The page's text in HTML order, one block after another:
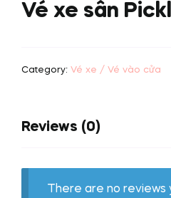
Vé xe sân
Category: Vé xe / Vé vào cửa
Reviews (0)
There are no reviews